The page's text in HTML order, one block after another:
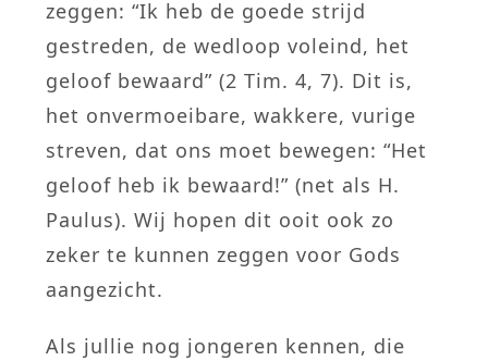
zeggen: “Ik heb de goede strijd
gestreden, de wedloop voleind, het
geloof bewaard” (2 Tim. 4, 7). Dit is,
het onvermoeibare, wakkere, vurige
streven, dat ons moet bewegen: “Het
geloof heb ik bewaard!” (net als H.
Paulus). Wij hopen dit ooit ook zo
zeker te kunnen zeggen voor Gods
aangezicht.
Als jullie nog jongeren kennen, die